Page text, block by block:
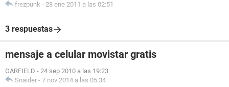
frezpunk - 28 ene 2011 a las 02:51
3 respuestas
mensaje a celular movistar gratis
GARFIELD - 24 sep 2010 a las 19:23
Snaider - 7 nov 2014 a las 05:34